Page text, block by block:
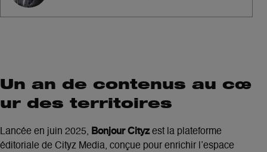
Un an de contenus au cœ
ur des territoires
Lancée en juin 2025, Bonjour Cityzest la plateforme
éditoriale de Cityz Media, conçue pour enrichir l’espace